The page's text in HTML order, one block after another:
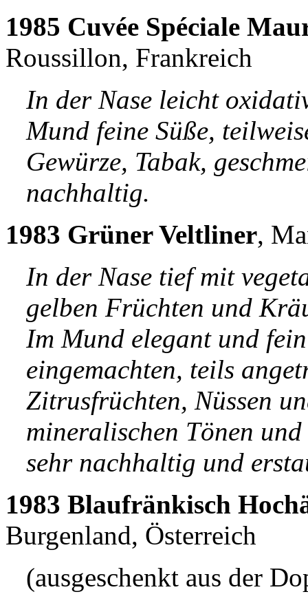
1985 Cuvée Spéciale
Roussillon, Frankreich
In der Nase leicht
Mund feine Süße,
Gewürze, Tabak,
nachhaltig.
1983 Grüner Veltliner,
In der Nase tief mit
gelben Früchten und
Im Mund elegant und
eingemachten, teils
Zitrusfrüchten, Nüssen
mineralischen Tönen
sehr nachhaltig und
1983 Blaufränkisch
Burgenland, Österreich
(ausgeschenkt aus der